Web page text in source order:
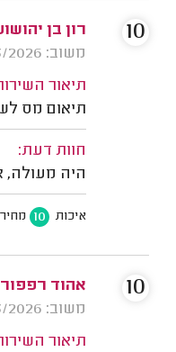
רון בן
משוב: 30/03/2026
תיאור
תיאום מס
חוות דעת:
היה מעולה,
איכות 10 מחיר
10
אהוד
משוב: 29/03/2026
תיאור
10